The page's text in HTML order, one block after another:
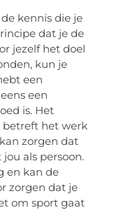
kennis die je
dat je de
jezelf het doel
kun je
een
een
is. Het
betreft het werk
zorgen dat
als persoon.
en kan de
zorgen dat je
om sport gaat